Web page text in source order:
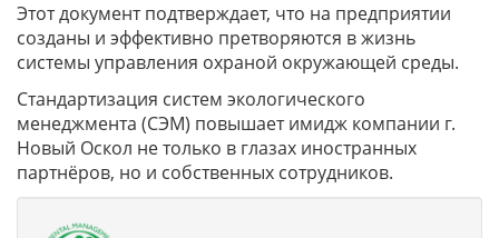
Этот документ подтверждает, что на предприятии
созданы и эффективно претворяются в жизнь
системы управления охраной окружающей среды.
Стандартизация систем экологического
менеджмента (СЭМ) повышает имидж компании г.
Новый Оскол не только в глазах иностранных
партнёров, но и собственных сотрудников.